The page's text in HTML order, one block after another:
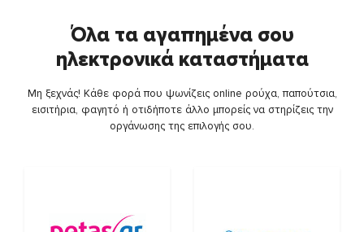
Όλα τα αγαπημένα σου
ηλεκτρονικά καταστήματα
Μη ξεχνάς! Κάθε φορά που ψωνίζεις online ρούχα, παπούτσια,
εισιτήρια, φαγητό ή οτιδήποτε άλλο μπορείς να στηρίζεις την
οργάνωσης της επιλογής σου.